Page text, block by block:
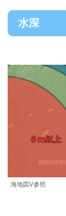
水深
海地図V参照